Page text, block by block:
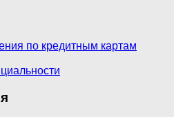
по кредитным картам